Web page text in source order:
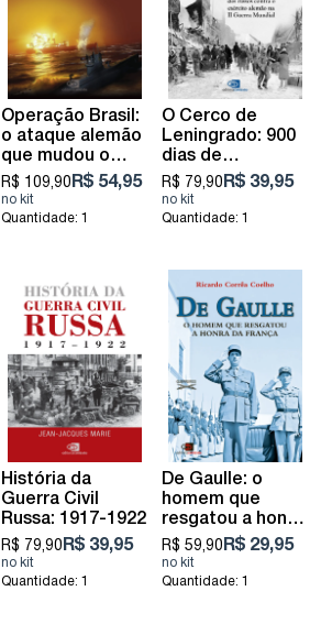
Operação Brasil:
o ataque alemão
que mudou o
curso da
Segunda Guerra
Mundial
R$ 109,90 R$ 54,95
Quantidade: 1
O Cerco de
Leningrado: 900
dias de
resistência dos
russos contra o
exército alemão
R$ 79,90 R$ 39,95
Quantidade: 1
História da
Guerra Civil
Russa: 1917-1922
R$ 79,90 R$ 39,95
Quantidade: 1
De Gaulle: o
homem que
resgatou a honra
da França
R$ 59,90 R$ 29,95
Quantidade: 1